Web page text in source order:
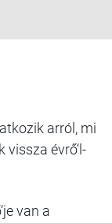
arról, mi
évrő‘l-
van a